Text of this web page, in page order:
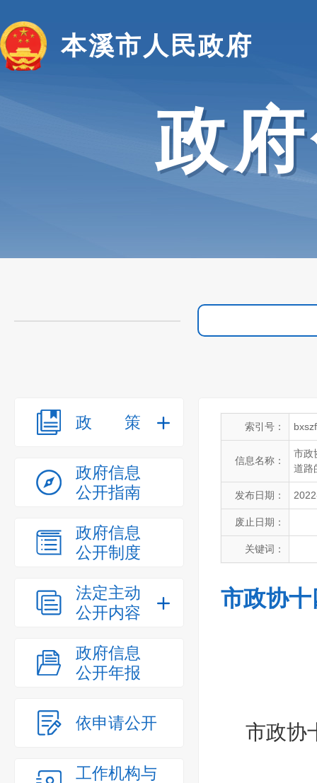
本溪市人民政府
政
政策
政府信息
公开指南
政府信息
公开制度
法定主动
公开内容
政府信息
公开年报
依申请公开
工作机构与
索引号：
信息名称：
市政
道路
发布日期：
废止日期：
关键词：
市政协
市政协